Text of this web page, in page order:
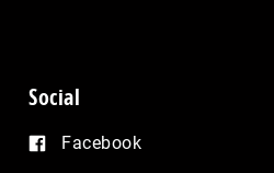
Social
Facebook